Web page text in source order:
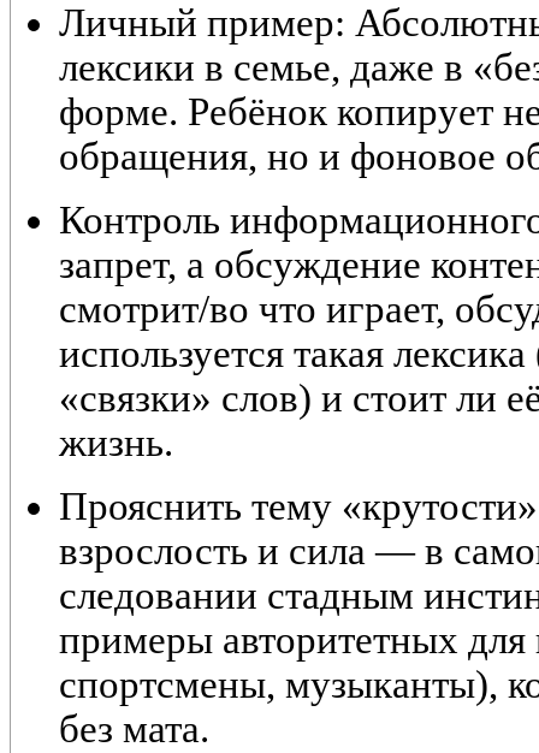
Личный пример:
лексики в семье, даже в
форме. Ребёнок копирует
обращения, но и фоновое
Контроль
запрет, а обсуждение
смотрит/во что играет,
используется такая
«связки» слов) и стоит ли
жизнь.
Прояснить тему
взрослость и сила — в
следовании стадным
примеры авторитетных
спортсмены, музыканты),
без мата.